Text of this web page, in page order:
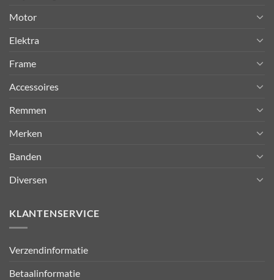
Motor
Elektra
Frame
Accessoires
Remmen
Merken
Banden
Diversen
KLANTENSERVICE
Verzendinformatie
Betaalinformatie